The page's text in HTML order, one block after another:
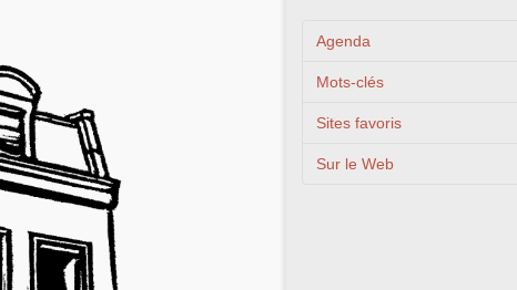
Agenda
Mots-clés
Sites favoris
Sur le Web